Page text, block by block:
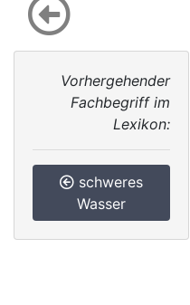
Vorhergehender
Fachbegriff im
Lexikon:
schweres
Wasser